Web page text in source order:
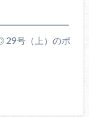
号（上）のポ